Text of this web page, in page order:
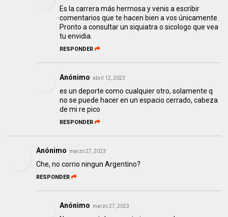
Es la carrera más hermosa y venis a escribir
comentarios que te hacen bien a vos únicamente.
Pronto a consultar un siquiatra o sicologo que vea
tu envidia.
RESPONDER
Anónimo abril 12, 2023
es un deporte como cualquier otro, solamente q
no se puede hacer en un espacio cerrado, cabeza
de mi re pico
RESPONDER
Anónimo marzo 27, 2023
Che, no corrio ningun Argentino?
RESPONDER
Anónimo marzo 27, 2023